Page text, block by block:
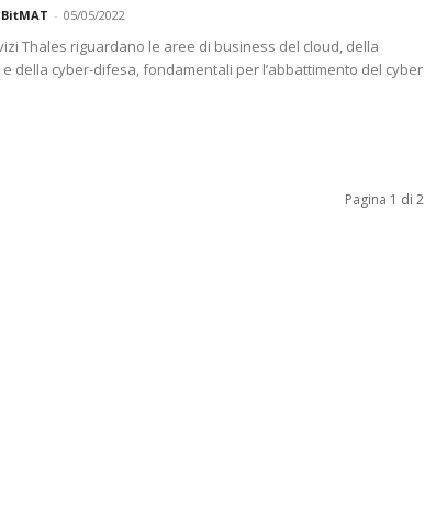
- 05/05/2022
Thales riguardano le aree di business del cloud, della
della cyber-difesa, fondamentali per l’abbattimento del cyber
Pagina 1 di 2